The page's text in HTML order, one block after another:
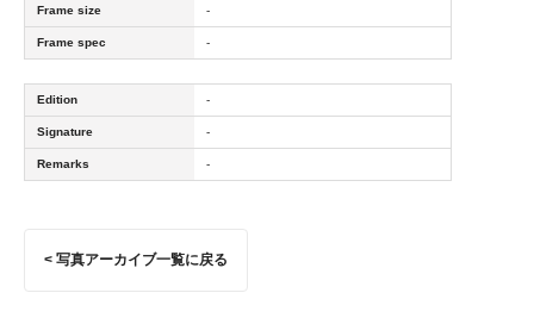
Frame size -
Frame spec -
Edition -
Signature -
Remarks -
< 写真アーカイブ一覧に戻る